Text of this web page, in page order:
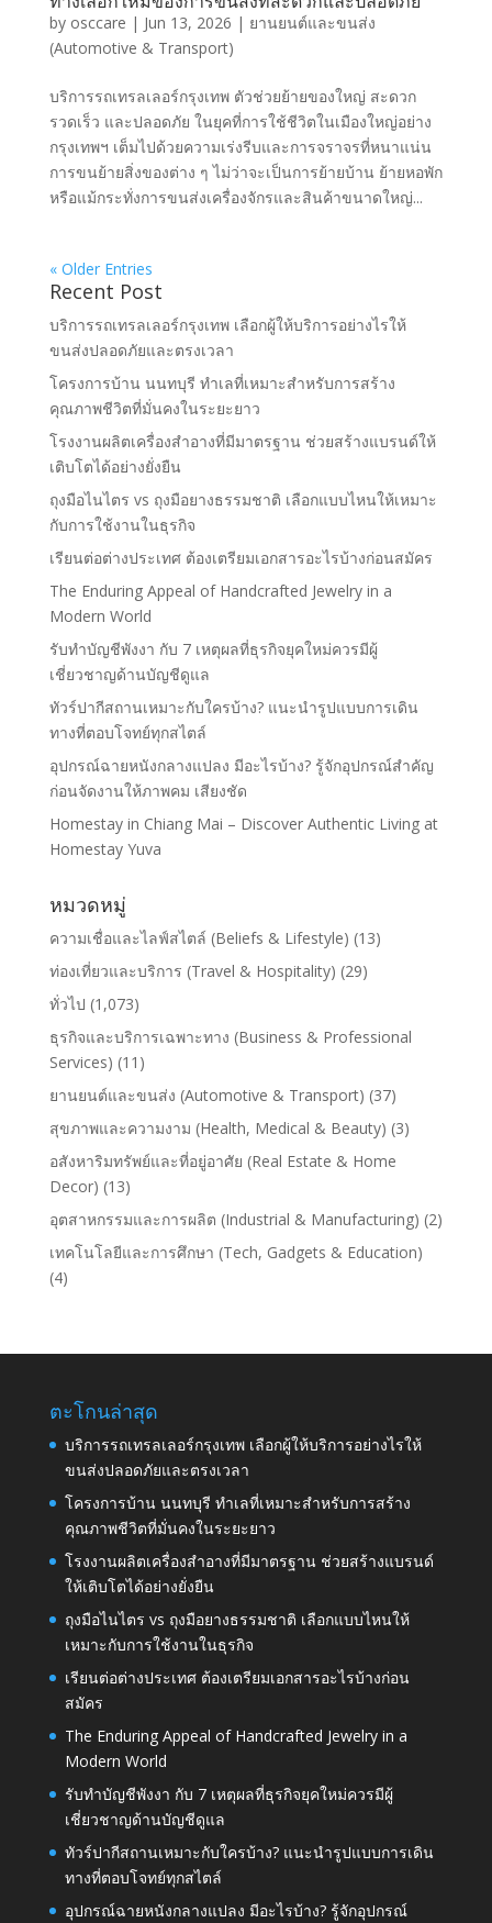
by osccare | Jun 13, 2026 | ยานยนต์และขนส่ง
(Automotive & Transport)
บริการรถเทรลเลอร์กรุงเทพ ตัวช่วยย้ายของใหญ่ สะดวก
รวดเร็ว และปลอดภัย ในยุคที่การใช้ชีวิตในเมืองใหญ่อย่าง
กรุงเทพฯ เต็มไปด้วยความเร่งรีบและการจราจรที่หนาแน่น
การขนย้ายสิ่งของต่าง ๆ ไม่ว่าจะเป็นการย้ายบ้าน ย้ายหอพัก
หรือแม้กระทั่งการขนส่งเครื่องจักรและสินค้าขนาดใหญ่...
« Older Entries
Recent Post
บริการรถเทรลเลอร์กรุงเทพ เลือกผู้ให้บริการอย่างไรให้
ขนส่งปลอดภัยและตรงเวลา
โครงการบ้าน นนทบุรี ทำเลที่เหมาะสำหรับการสร้าง
คุณภาพชีวิตที่มั่นคงในระยะยาว
โรงงานผลิตเครื่องสำอางที่มีมาตรฐาน ช่วยสร้างแบรนด์ให้
เติบโตได้อย่างยั่งยืน
ถุงมือไนไตร vs ถุงมือยางธรรมชาติ เลือกแบบไหนให้เหมาะ
กับการใช้งานในธุรกิจ
เรียนต่อต่างประเทศ ต้องเตรียมเอกสารอะไรบ้างก่อนสมัคร
The Enduring Appeal of Handcrafted Jewelry in a
Modern World
รับทำบัญชีพังงา กับ 7 เหตุผลที่ธุรกิจยุคใหม่ควรมีผู้
เชี่ยวชาญด้านบัญชีดูแล
ทัวร์ปากีสถานเหมาะกับใครบ้าง? แนะนำรูปแบบการเดิน
ทางที่ตอบโจทย์ทุกสไตล์
อุปกรณ์ฉายหนังกลางแปลง มีอะไรบ้าง? รู้จักอุปกรณ์สำคัญ
ก่อนจัดงานให้ภาพคม เสียงชัด
Homestay in Chiang Mai – Discover Authentic Living at
Homestay Yuva
หมวดหมู่
ความเชื่อและไลฟ์สไตล์ (Beliefs & Lifestyle) (13)
ท่องเที่ยวและบริการ (Travel & Hospitality) (29)
ทั่วไป (1,073)
ธุรกิจและบริการเฉพาะทาง (Business & Professional
Services) (11)
ยานยนต์และขนส่ง (Automotive & Transport) (37)
สุขภาพและความงาม (Health, Medical & Beauty) (3)
อสังหาริมทรัพย์และที่อยู่อาศัย (Real Estate & Home
Decor) (13)
อุตสาหกรรมและการผลิต (Industrial & Manufacturing) (2)
เทคโนโลยีและการศึกษา (Tech, Gadgets & Education)
(4)
ตะโกนล่าสุด
บริการรถเทรลเลอร์กรุงเทพ เลือกผู้ให้บริการอย่างไรให้
ขนส่งปลอดภัยและตรงเวลา
โครงการบ้าน นนทบุรี ทำเลที่เหมาะสำหรับการสร้าง
คุณภาพชีวิตที่มั่นคงในระยะยาว
โรงงานผลิตเครื่องสำอางที่มีมาตรฐาน ช่วยสร้างแบรนด์
ให้เติบโตได้อย่างยั่งยืน
ถุงมือไนไตร vs ถุงมือยางธรรมชาติ เลือกแบบไหนให้
เหมาะกับการใช้งานในธุรกิจ
เรียนต่อต่างประเทศ ต้องเตรียมเอกสารอะไรบ้างก่อน
สมัคร
The Enduring Appeal of Handcrafted Jewelry in a
Modern World
รับทำบัญชีพังงา กับ 7 เหตุผลที่ธุรกิจยุคใหม่ควรมีผู้
เชี่ยวชาญด้านบัญชีดูแล
ทัวร์ปากีสถานเหมาะกับใครบ้าง? แนะนำรูปแบบการเดิน
ทางที่ตอบโจทย์ทุกสไตล์
อุปกรณ์ฉายหนังกลางแปลง มีอะไรบ้าง? รู้จักอุปกรณ์